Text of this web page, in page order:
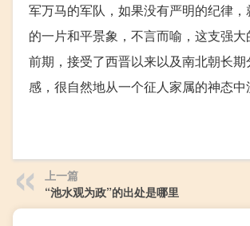
军万马的军队，如果没有严明的纪律
的一片和平景象，不言而喻，这支强
前期，接受了西晋以来以及南北朝长
感，很自然地从一个征人家属的神态
上一篇
“池水观为政”的出处是哪里